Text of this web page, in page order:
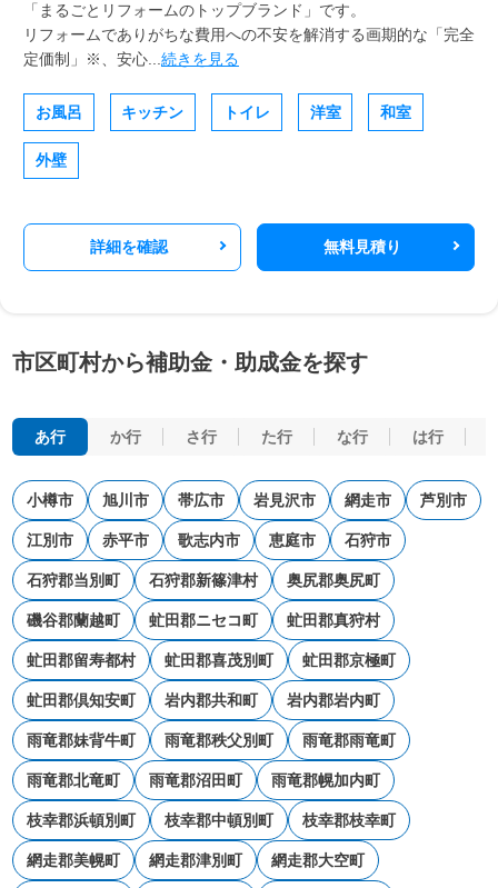
「まるごとリフォームのトップブランド」です。
リフォームでありがちな費用への不安を解消する画期的な「完全
定価制」※、安心...続きを見る
お風呂 キッチン トイレ 洋室 和室
外壁
詳細を確認 無料見積り
市区町村から補助金・助成金を探す
あ行 か行 さ行 た行 な行 は行
小樽市 旭川市 帯広市 岩見沢市 網走市 芦別市
江別市 赤平市 歌志内市 恵庭市 石狩市
石狩郡当別町 石狩郡新篠津村 奥尻郡奥尻町
磯谷郡蘭越町 虻田郡ニセコ町 虻田郡真狩村
虻田郡留寿都村 虻田郡喜茂別町 虻田郡京極町
虻田郡倶知安町 岩内郡共和町 岩内郡岩内町
雨竜郡妹背牛町 雨竜郡秩父別町 雨竜郡雨竜町
雨竜郡北竜町 雨竜郡沼田町 雨竜郡幌加内町
枝幸郡浜頓別町 枝幸郡中頓別町 枝幸郡枝幸町
網走郡美幌町 網走郡津別町 網走郡大空町